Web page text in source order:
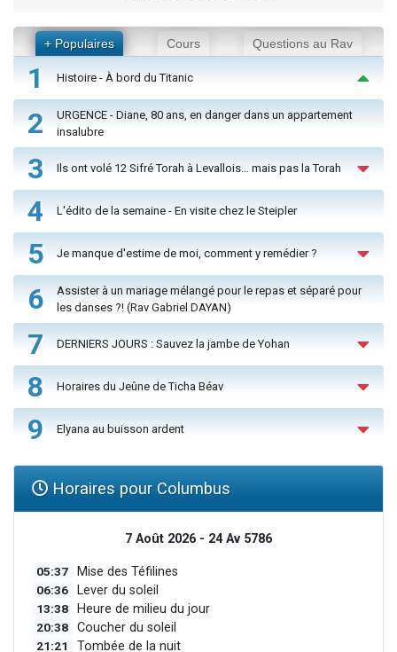
+ Populaires Cours Questions au Rav
1 Histoire - À bord du Titanic
2
URGENCE - Diane, 80 ans, en danger dans un appartement
insalubre
3 Ils ont volé 12 Sifré Torah à Levallois… mais pas la Torah
4 L'édito de la semaine - En visite chez le Steipler
5 Je manque d'estime de moi, comment y remédier ?
6
Assister à un mariage mélangé pour le repas et séparé pour
les danses ?! (Rav Gabriel DAYAN)
7 DERNIERS JOURS : Sauvez la jambe de Yohan
8 Horaires du Jeûne de Ticha Béav
9 Elyana au buisson ardent
Horaires pour Columbus
7 Août 2026 - 24 Av 5786
05:37 Mise des Téfilines
06:36 Lever du soleil
13:38 Heure de milieu du jour
20:38 Coucher du soleil
21:21 Tombée de la nuit